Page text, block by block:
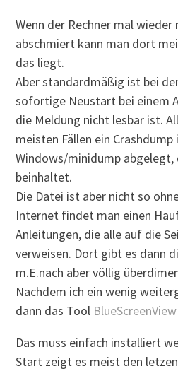
Wenn der Rechner mal
abschmiert kann man dort
das liegt.
Aber standardmäßig ist bei
sofortige Neustart bei einem
die Meldung nicht lesbar ist.
meisten Fällen ein Crashdump
Windows/minidump abgelegt,
beinhaltet.
Die Datei ist aber nicht so
Internet findet man einen
Anleitungen, die alle auf die
verweisen. Dort gibt es dann
m.E.nach aber völlig
Nachdem ich ein wenig
dann das Tool BlueScreenView
Das muss einfach installiert
Start zeigt es meist den